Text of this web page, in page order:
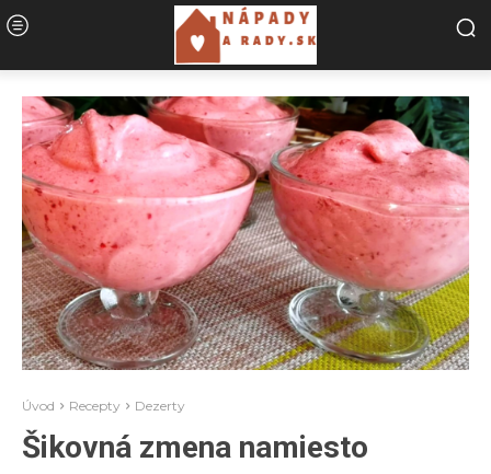
Úvod Recepty Dezerty
Šikovná zmena namiesto